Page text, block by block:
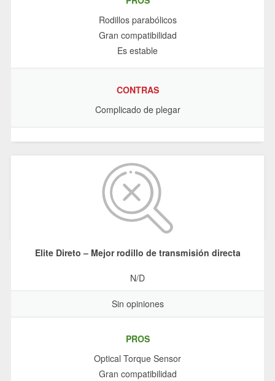
Rodillos parabólicos
Gran compatibilidad
Es estable
CONTRAS
Complicado de plegar
Elite Direto – Mejor rodillo de transmisión directa
N/D
Sin opiniones
PROS
Optical Torque Sensor
Gran compatibilidad